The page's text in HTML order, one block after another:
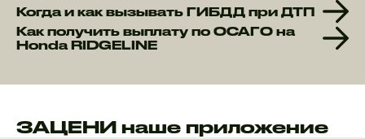
Когда и как вызывать ГИБДД при ДТП
Как получить выплату по ОСАГО на
Honda RIDGELINE
ЗАЦЕНИ наше приложение